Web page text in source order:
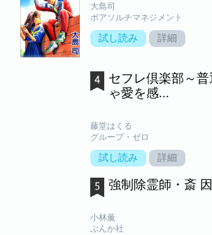
大島司
ボアソルチマネジメント
試し読み 詳細
セフレ倶楽部～
ゃ愛を感...
藤堂はくる
グループ・ゼロ
試し読み 詳細
強制除霊師・斎
小林薫
ぶんか社